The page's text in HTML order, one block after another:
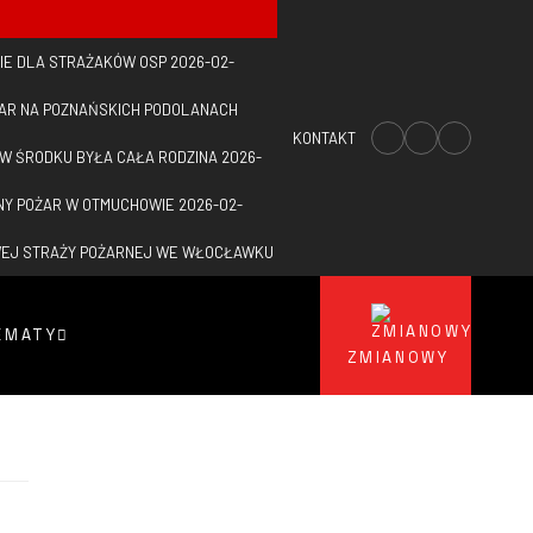
DLA STRAŻAKÓW OSP 2026-02-
NA POZNAŃSKICH PODOLANACH
ŚRODKU BYŁA CAŁA RODZINA 2026-
POŻAR W OTMUCHOWIE 2026-02-
STRAŻY POŻARNEJ WE WŁOCŁAWKU
KONTAKT
ZMIANOWY